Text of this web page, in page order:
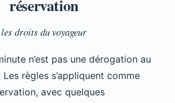
réservation
les droits du voyageur
n’est pas une dérogation au
règles s’appliquent comme
avec quelques